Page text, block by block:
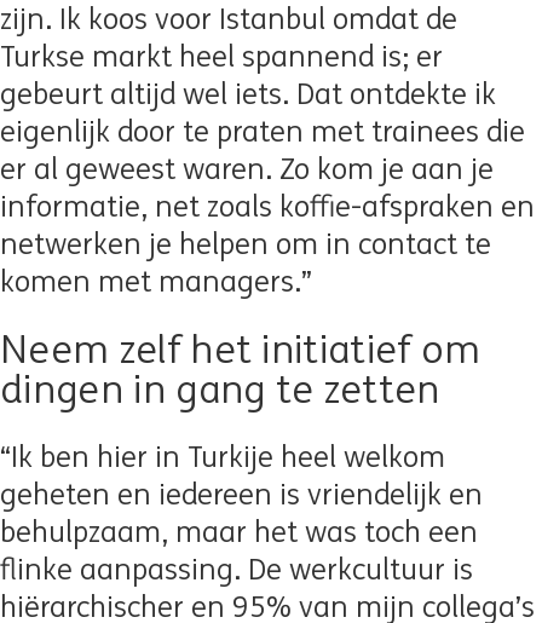
zijn. Ik koos voor Istanbul omdat de
Turkse markt heel spannend is; er
gebeurt altijd wel iets. Dat ontdekte ik
eigenlijk door te praten met trainees die
er al geweest waren. Zo kom je aan je
informatie, net zoals koffie-afspraken en
netwerken je helpen om in contact te
komen met managers.”
Neem zelf het initiatief om
dingen in gang te zetten
“Ik ben hier in Turkije heel welkom
geheten en iedereen is vriendelijk en
behulpzaam, maar het was toch een
flinke aanpassing. De werkcultuur is
hiërarchischer en 95% van mijn collega’s